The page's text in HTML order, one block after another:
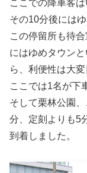
ここでの降車客は
その10分後には
この停留所も待
にはゆめタウン
ら、利便性は大変
ここでは1名が下
そして栗林公園
分、定刻よりも5
到着しました。